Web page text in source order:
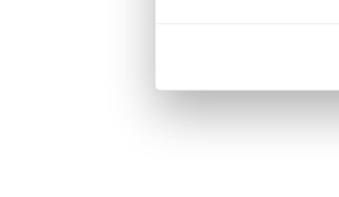
Identificere din enhed